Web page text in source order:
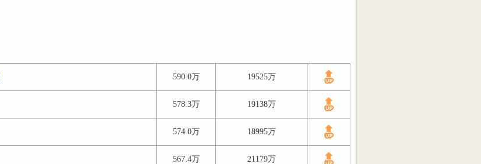
590.0万 19525万
578.3万 19138万
574.0万 18995万
567.4万 21179万